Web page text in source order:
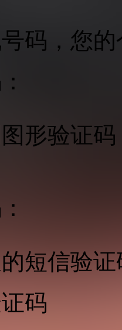
码，您
形验证码
短信验证
码